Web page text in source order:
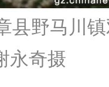
县野马川
永奇摄